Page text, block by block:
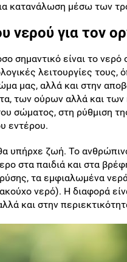
κατανάλωση μέσω των
νερού για τον
σημαντικό είναι το
λειτουργίες
μας, αλλά και στην
των ούρων αλλά και
σώματος, στη ρύθμιση
εντέρου.
υπήρχε ζωή. Το
στα παιδιά και στα
τα εμφιαλωμένα
νερό). Η διαφορά
και στην